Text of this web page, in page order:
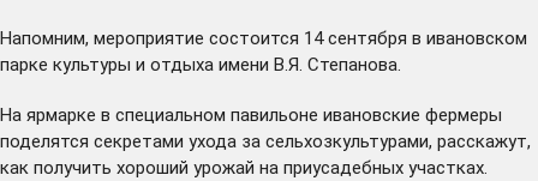
Напомним, мероприятие состоится 14 сентября в ивановском
парке культуры и отдыха имени В.Я. Степанова.
На ярмарке в специальном павильоне ивановские фермеры
поделятся секретами ухода за сельхозкультурами, расскажут,
как получить хороший урожай на приусадебных участках.